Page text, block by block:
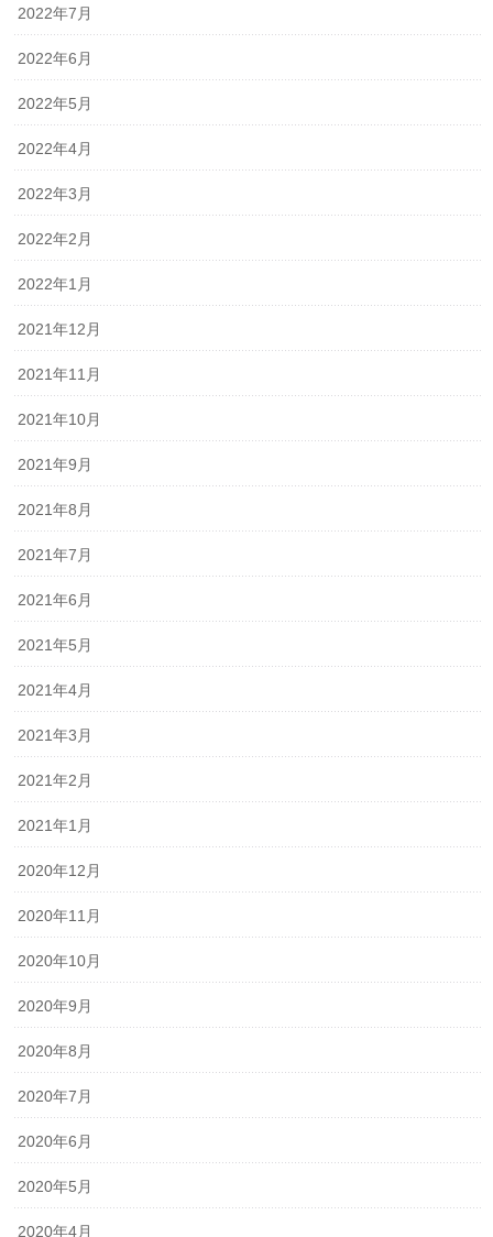
2022年7月
2022年6月
2022年5月
2022年4月
2022年3月
2022年2月
2022年1月
2021年12月
2021年11月
2021年10月
2021年9月
2021年8月
2021年7月
2021年6月
2021年5月
2021年4月
2021年3月
2021年2月
2021年1月
2020年12月
2020年11月
2020年10月
2020年9月
2020年8月
2020年7月
2020年6月
2020年5月
2020年4月